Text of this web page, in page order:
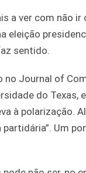
a ver com não
eleição
sentido.
no Journal of
do
à polarização.
Um